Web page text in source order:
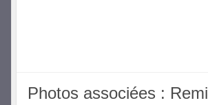
Photos associées :